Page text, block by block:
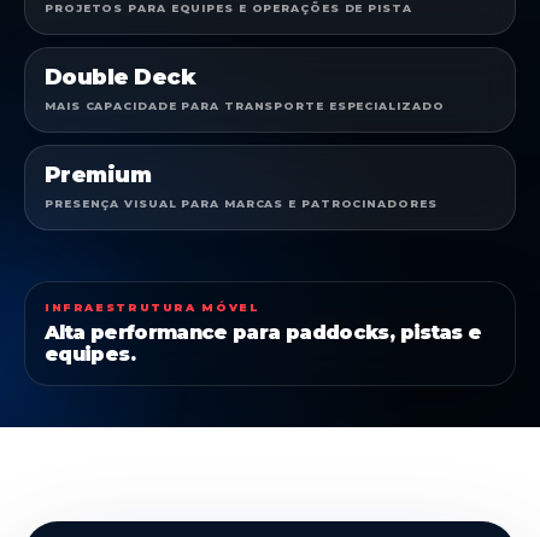
PROJETOS PARA EQUIPES E OPERAÇÕES DE PISTA
Double Deck
MAIS CAPACIDADE PARA TRANSPORTE ESPECIALIZADO
Premium
PRESENÇA VISUAL PARA MARCAS E PATROCINADORES
INFRAESTRUTURA MÓVEL
Alta performance para paddocks, pistas e
equipes.